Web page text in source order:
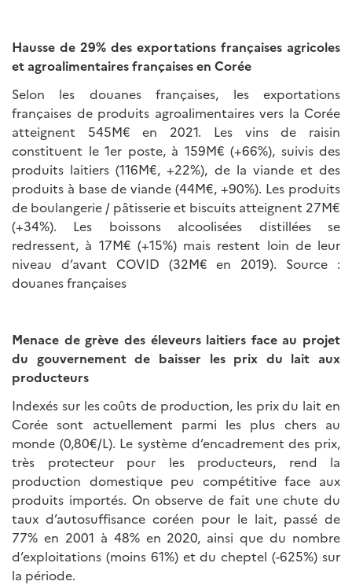
Hausse de 29% des exportations françaises agricoles
et agroalimentaires françaises en Corée
Selon les douanes françaises, les exportations
françaises de produits agroalimentaires vers la Corée
atteignent 545M€ en 2021. Les vins de raisin
constituent le 1er poste, à 159M€ (+66%), suivis des
produits laitiers (116M€, +22%), de la viande et des
produits à base de viande (44M€, +90%). Les produits
de boulangerie / pâtisserie et biscuits atteignent 27M€
(+34%). Les boissons alcoolisées distillées se
redressent, à 17M€ (+15%) mais restent loin de leur
niveau d’avant COVID (32M€ en 2019). Source :
douanes françaises
Menace de grève des éleveurs laitiers face au projet
du gouvernement de baisser les prix du lait aux
producteurs
Indexés sur les coûts de production, les prix du lait en
Corée sont actuellement parmi les plus chers au
monde (0,80€/L). Le système d’encadrement des prix,
très protecteur pour les producteurs, rend la
production domestique peu compétitive face aux
produits importés. On observe de fait une chute du
taux d’autosuffisance coréen pour le lait, passé de
77% en 2001 à 48% en 2020, ainsi que du nombre
d’exploitations (moins 61%) et du cheptel (-625%) sur
la période.